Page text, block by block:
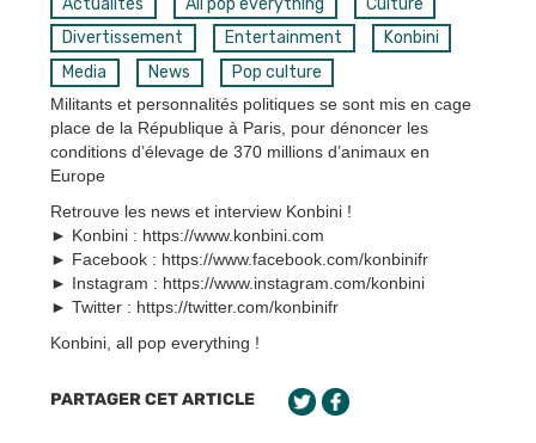
Actualités All pop everything
Culture
Divertissement
Entertainment
Konbini
Media
News Pop culture
Militants et personnalités politiques se sont mis en cage
place de la République à Paris, pour dénoncer les
conditions d’élevage de 370 millions d’animaux en
Europe
Retrouve les news et interview Konbini !
► Konbini : https://www.konbini.com
► Facebook : https://www.facebook.com/konbinifr
► Instagram : https://www.instagram.com/konbini
► Twitter : https://twitter.com/konbinifr
Konbini, all pop everything !
PARTAGER CET ARTICLE